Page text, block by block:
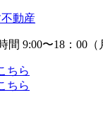
間 9:00〜18：00（
ちら
ちら